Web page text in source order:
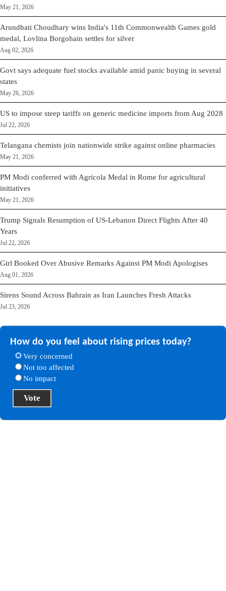
May 21, 2026
Arundhati Choudhary wins India's 11th Commonwealth Games gold
medal, Lovlina Borgohain settles for silver
Aug 02, 2026
Govt says adequate fuel stocks available amid panic buying in several
states
May 26, 2026
US to impose steep tariffs on generic medicine imports from Aug 2028
Jul 22, 2026
Telangana chemists join nationwide strike against online pharmacies
May 21, 2026
PM Modi conferred with Agricola Medal in Rome for agricultural
initiatives
May 21, 2026
Trump Signals Resumption of US-Lebanon Direct Flights After 40
Years
Jul 22, 2026
Girl Booked Over Abusive Remarks Against PM Modi Apologises
Aug 01, 2026
Sirens Sound Across Bahrain as Iran Launches Fresh Attacks
Jul 23, 2026
How do you feel about rising prices today?
Very concerned
Not too affected
No impact